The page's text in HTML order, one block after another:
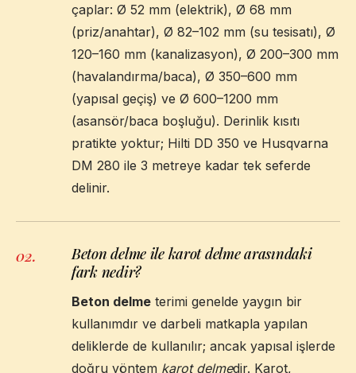
çaplar: Ø 52 mm (elektrik), Ø 68 mm
(priz/anahtar), Ø 82–102 mm (su tesisatı), Ø
120–160 mm (kanalizasyon), Ø 200–300 mm
(havalandırma/baca), Ø 350–600 mm
(yapısal geçiş) ve Ø 600–1200 mm
(asansör/baca boşluğu). Derinlik kısıtı
pratikte yoktur; Hilti DD 350 ve Husqvarna
DM 280 ile 3 metreye kadar tek seferde
delinir.
02.
Beton delme ile karot delme arasındaki
fark nedir?
Beton delme terimi genelde yaygın bir
kullanımdır ve darbeli matkapla yapılan
deliklerde de kullanılır; ancak yapısal işlerde
doğru yöntem karot delmedir. Karot,